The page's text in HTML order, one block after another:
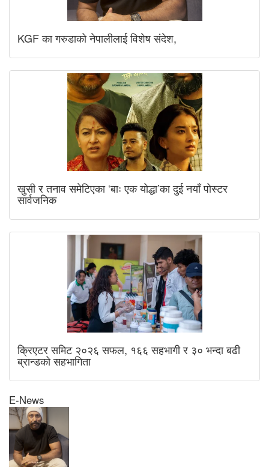
KGF का गरुडाको नेपालीलाई विशेष संदेश,
खुसी र तनाव समेटिएका ‘बाः एक योद्धा’का दुई नयाँ पोस्टर
सार्वजनिक
क्रिएटर समिट २०२६ सफल, १६६ सहभागी र ३० भन्दा बढी
ब्रान्डको सहभागिता
E-News